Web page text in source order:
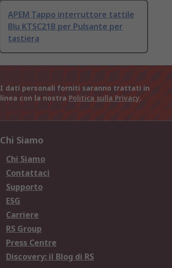
APEM Tappo interruttore tattile
Blu KTSC21B per Pulsante per
tastiera
I dati personali forniti saranno trattati in
linea con la nostra Politica sulla Privacy.
Chi Siamo
Chi Siamo
Contattaci
Supporto
ESG
Carriere
RS Group
Press Centre
Discovery: il Blog di RS